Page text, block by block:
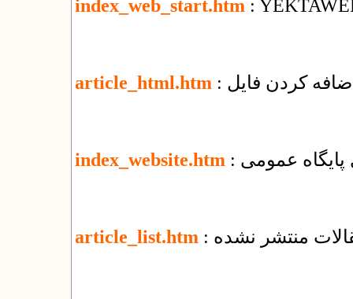
index_web_start.htm :
article_html.htm
index_website.htm پایگاه عمومی
article_list.htm منتشر نشده